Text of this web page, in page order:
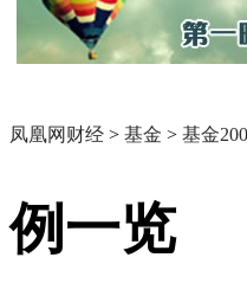
凤凰网财经 > 基金 > 基金
例一览